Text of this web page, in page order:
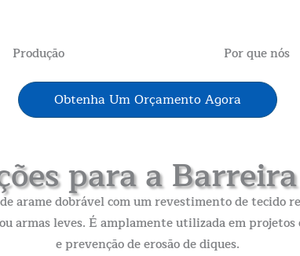
Produção Por que nós
Obtenha Um Orçamento Agora
para a
arame dobrável com um revestimento de tecido
armas leves. É amplamente utilizada em
e prevenção de erosão de diques.